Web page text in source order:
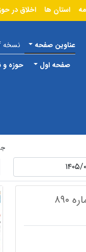
استان ها اخلاق در
عناوین صفحه نسخه Pdf
صفحه اول حوزه و